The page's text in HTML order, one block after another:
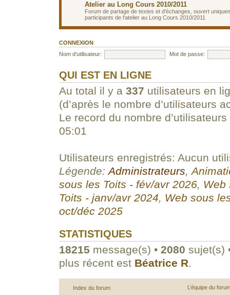
Atelier au Long Cours 2010/2011
Forum de partage de textes et d'échanges, ouvert
participants de l'atelier au Long Cours 2010/2011
CONNEXION
Nom d’utilisateur:
Mot de passe:
QUI EST EN LIGNE
Au total il y a 337 utilisateurs en
(d’après le nombre d’utilisateurs
Le record du nombre
05:01
Utilisateurs enregistrés: Aucun
Légende:Administrateurs,
sous les Toits - fév/avr 2026, Web
Toits - janv/avr 2024, Web sous
oct/déc 2025
STATISTIQUES
18215 message(s) • 2080 sujet(s)
plus récent est Béatrice R.
Index du forum L’équipe du